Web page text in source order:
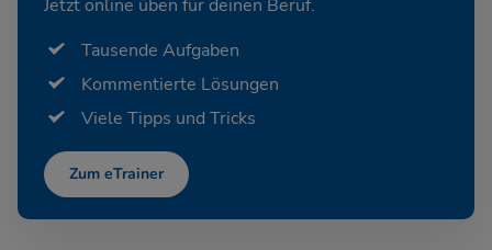
Jetzt online üben für deinen Beruf.
Tausende Aufgaben
Kommentierte Lösungen
Viele Tipps und Tricks
Zum eTrainer